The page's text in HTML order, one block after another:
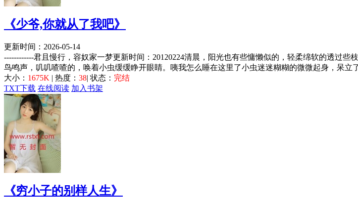
《少爷,你就从了我吧》
更新时间：2026-05-14
------------君且慢行，容奴家一梦更新时间：20120224清晨，阳光也有些慵懒似的，轻柔绵软的透过
鸟鸣声，叽叽喳喳的，唤着小虫缓缓睁开眼睛。咦我怎么睡在这里了小虫迷迷糊糊的微微起身，呆立
大小： 1675K | 热度： 38| 状态： 完结
TXT下载 在线阅读 加入书架
《穷小子的别样人生》